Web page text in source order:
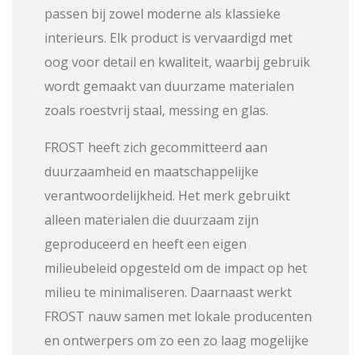
passen bij zowel moderne als klassieke
interieurs. Elk product is vervaardigd met
oog voor detail en kwaliteit, waarbij gebruik
wordt gemaakt van duurzame materialen
zoals roestvrij staal, messing en glas.
FROST heeft zich gecommitteerd aan
duurzaamheid en maatschappelijke
verantwoordelijkheid. Het merk gebruikt
alleen materialen die duurzaam zijn
geproduceerd en heeft een eigen
milieubeleid opgesteld om de impact op het
milieu te minimaliseren. Daarnaast werkt
FROST nauw samen met lokale producenten
en ontwerpers om zo een zo laag mogelijke